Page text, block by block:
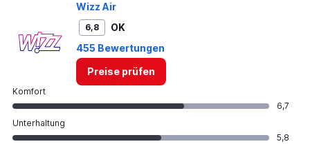
Wizz Air
6,8
OK
455 Bewertungen
Preise prüfen
Komfort
6,7
Unterhaltung
5,8